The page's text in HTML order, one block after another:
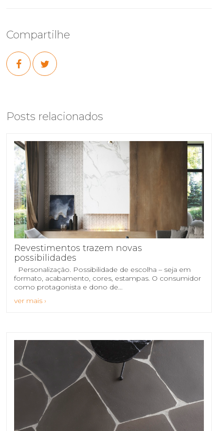
Compartilhe
Posts relacionados
Revestimentos trazem novas
possibilidades
Personalização. Possibilidade de escolha – seja em
formato, acabamento, cores, estampas. O consumidor
como protagonista e dono de...
ver mais ›